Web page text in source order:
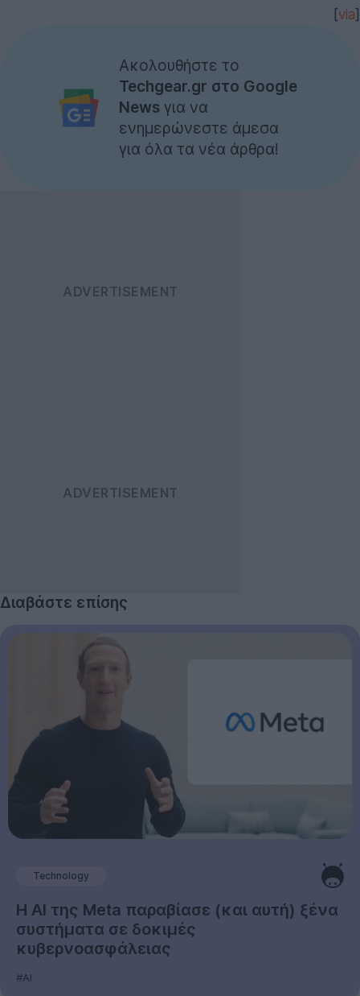
[via]
Ακολουθήστε το
Techgear.gr στο Google
News για να
ενημερώνεστε άμεσα
για όλα τα νέα άρθρα!
Διαβάστε επίσης
Technology
Η AI της Meta παραβίασε (και αυτή) ξένα
συστήματα σε δοκιμές
κυβερνοασφάλειας
#AI